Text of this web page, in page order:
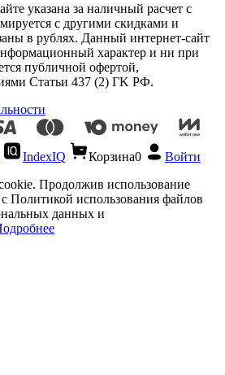
указана за наличный расчет с
с другими скидками и
в рублях. Данный интернет-сайт
характер и ни при
публичной офертой,
Статьи 437 (2) ГK РФ.
IndexIQ Корзина0
Войти
Продолжив использование
Политикой использования файлов
данных и